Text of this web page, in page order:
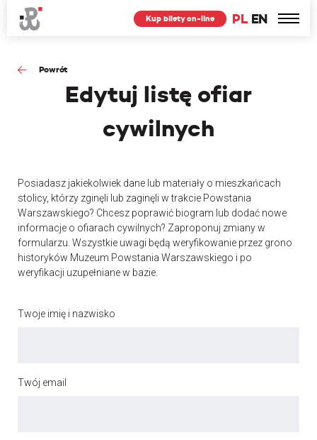
PL EN
Kup bilety on-line
Powrót
Edytuj listę ofiar
cywilnych
Posiadasz jakiekolwiek dane lub materiały o mieszkańcach
stolicy, którzy zginęli lub zaginęli w trakcie Powstania
Warszawskiego? Chcesz poprawić biogram lub dodać nowe
informacje o ofiarach cywilnych? Zaproponuj zmiany w
formularzu. Wszystkie uwagi będą weryfikowanie przez grono
historyków Muzeum Powstania Warszawskiego i po
weryfikacji uzupełniane w bazie.
Twoje imię i nazwisko
Twój email